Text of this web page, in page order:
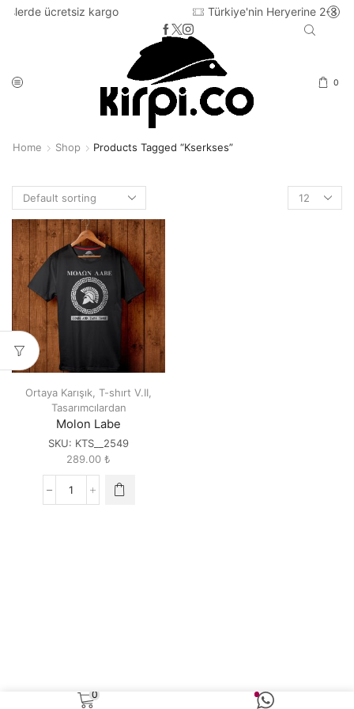
Türkiye'nin Heryerine 2-3 iş günü içinde
0
Home Shop Products Tagged “kserkses”
Products
per
Ortaya Karışık, T-shırt V.II,
Tasarımcılardan
Molon Labe
SKU: KTS__2549
289.00 ₺
Molon
0